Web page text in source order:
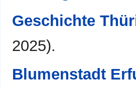
Geschichte
2025).
Blumenstadt